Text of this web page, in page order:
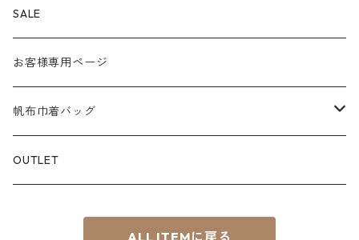
S
８号帆布
パラフィン帆布
Color
白系
赤系
PEN CASE
KEY CHAIN
スマホショルダー
サコッシュ
SALE
お客様専用ページ
帆布巾着バッグ
Material
OUTLET
ALL ITEMに戻る